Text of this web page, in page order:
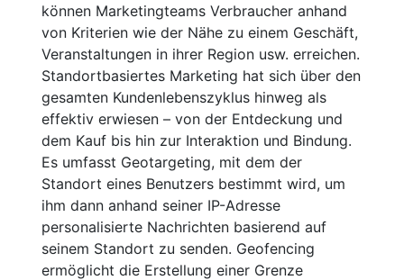
können Marketingteams Verbraucher anhand
von Kriterien wie der Nähe zu einem Geschäft,
Veranstaltungen in ihrer Region usw. erreichen.
Standortbasiertes Marketing hat sich über den
gesamten Kundenlebenszyklus hinweg als
effektiv erwiesen – von der Entdeckung und
dem Kauf bis hin zur Interaktion und Bindung.
Es umfasst Geotargeting, mit dem der
Standort eines Benutzers bestimmt wird, um
ihm dann anhand seiner IP-Adresse
personalisierte Nachrichten basierend auf
seinem Standort zu senden. Geofencing
ermöglicht die Erstellung einer Grenze